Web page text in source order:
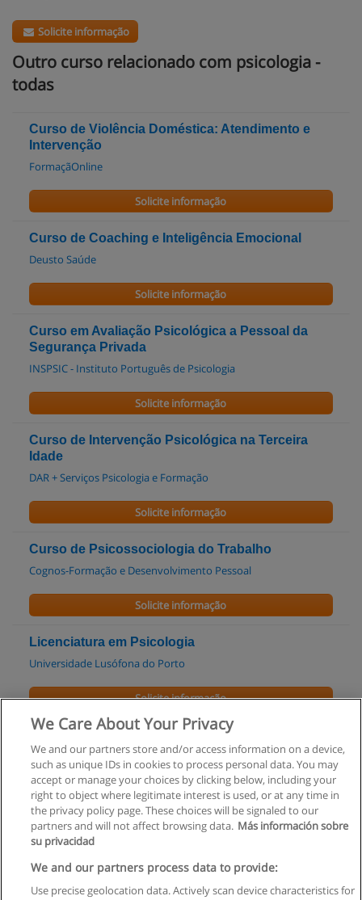
Solicite informação
Outro curso relacionado com psicologia -
todas
Curso de Violência Doméstica: Atendimento e
Intervenção
FormaçãOnline
Solicite informação
Curso de Coaching e Inteligência Emocional
Deusto Saúde
Solicite informação
Curso em Avaliação Psicológica a Pessoal da
Segurança Privada
INSPSIC - Instituto Português de Psicologia
Solicite informação
Curso de Intervenção Psicológica na Terceira
Idade
DAR + Serviços Psicologia e Formação
Solicite informação
Curso de Psicossociologia do Trabalho
Cognos-Formação e Desenvolvimento Pessoal
Solicite informação
Licenciatura em Psicologia
Universidade Lusófona do Porto
Solicite informação
Pós-Graduação em Psicologia na Orgânica dos
Centros de Saúde
CESPU - Cooperativa de Ensino Superior Politécnico e
Universitário
Solicite informação
We Care About Your Privacy
We and our partners store and/or access information on a device,
such as unique IDs in cookies to process personal data. You may
accept or manage your choices by clicking below, including your
right to object where legitimate interest is used, or at any time in
the privacy policy page. These choices will be signaled to our
partners and will not affect browsing data. Más información sobre
su privacidad
We and our partners process data to provide:
Use precise geolocation data. Actively scan device characteristics for